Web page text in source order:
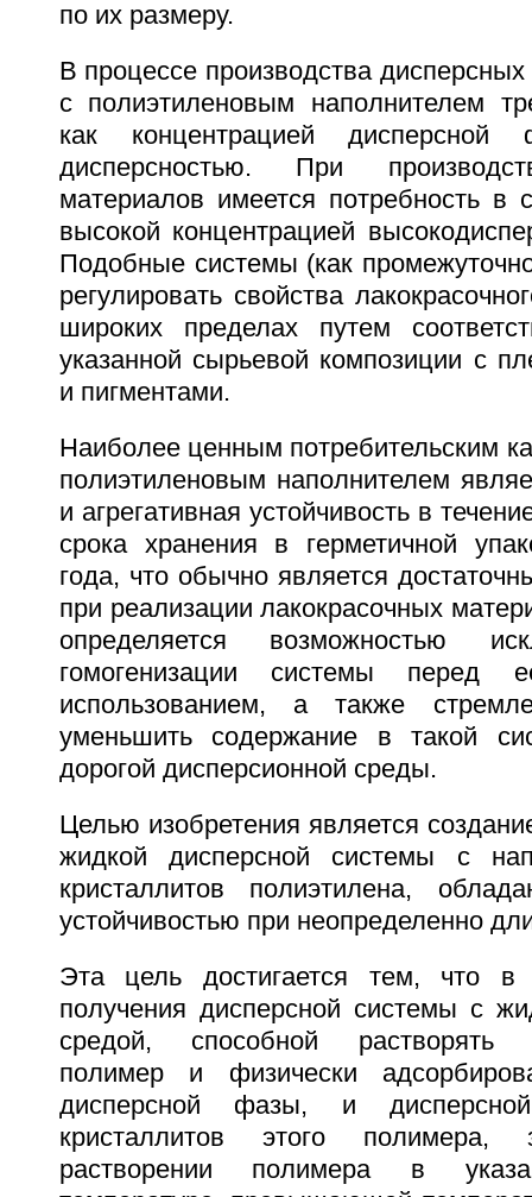
по их размеру.
В процессе производства дисперсных
с полиэтиленовым наполнителем
как концентрацией
дисперсностью. При
материалов имеется потребность в
высокой концентрацией
Подобные системы (как
регулировать свойства
широких пределах путем
указанной сырьевой композиции с
и пигментами.
Наиболее ценным потребительским
полиэтиленовым наполнителем
и агрегативная устойчивость в
срока хранения в герметичной
года, что обычно является
при реализации лакокрасочных
определяется возможностью
гомогенизации системы перед
использованием, а также
уменьшить содержание в такой
дорогой дисперсионной среды.
Целью изобретения является
жидкой дисперсной системы с
кристаллитов полиэтилена,
устойчивостью при неопределенно
Эта цель достигается тем, что в
получения дисперсной системы с
средой, способной растворять
полимер и физически
дисперсной фазы, и
кристаллитов этого полимера,
растворении полимера в